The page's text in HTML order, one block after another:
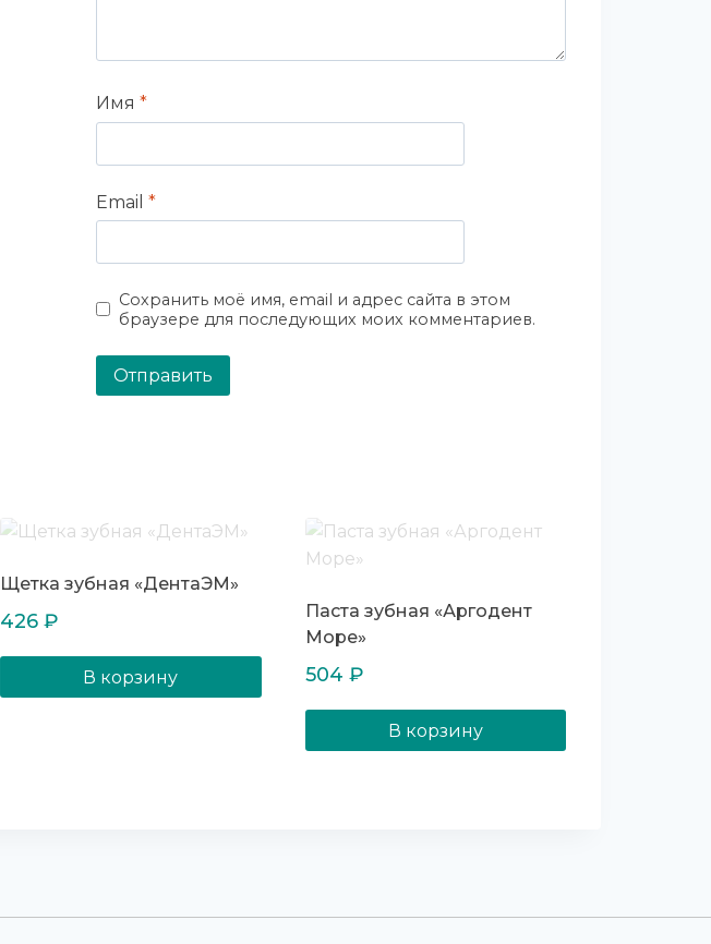
Имя *
Email *
Сохранить моё имя, email и адрес сайта в этом
браузере для последующих моих комментариев.
Щетка зубная «ДентаЭМ»
426 ₽
В корзину
Паста зубная «Аргодент
Море»
504 ₽
В корзину